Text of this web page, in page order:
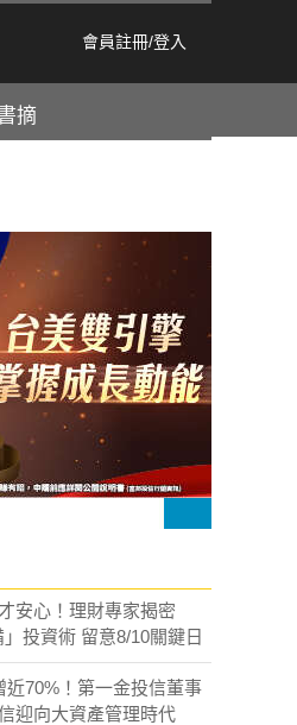
會員註冊/登入
摘
安心！理財專家揭密
」投資術 留意8/10關鍵日
近70%！第一金投信董事
迎向大資產管理時代